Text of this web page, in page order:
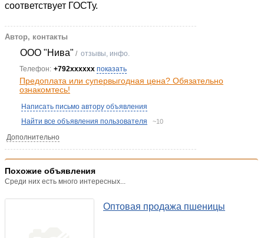
соответствует ГОСТу.
Автор, контакты
ООО "Нива" / отзывы, инфо.
Телефон: +792xxxxxx показать
Предоплата или супервыгодная цена? Обязательно
ознакомтесь!
Написать письмо автору объявления
Найти все объявления пользователя
~10
Дополнительно
Похожие объявления
Среди них есть много интересных...
Оптовая продажа пшеницы